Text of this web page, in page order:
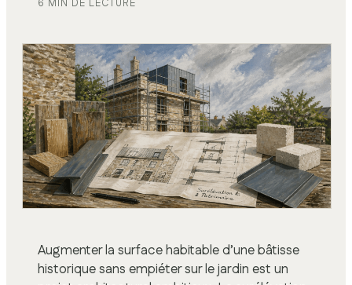
6 MIN DE LECTURE
Augmenter la surface habitable d’une bâtisse
historique sans empiéter sur le jardin est un